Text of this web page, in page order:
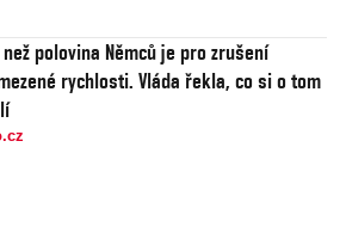
než polovina Němců je pro zrušení
rychlosti. Vláda řekla, co si o tom